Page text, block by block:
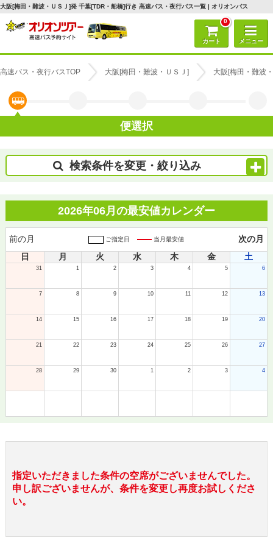
大阪[梅田・難波・ＵＳＪ]発 千葉[TDR・船橋]行き 高速バス・夜行バス一覧 | オリオンバス
0
カート メニュー
高速バス・夜行バスTOP 大阪[梅田・難波・ＵＳＪ] 大阪[梅田・難波
便選択
検索条件を変更・絞り込み
2026年06月の最安値カレンダー
前の月 ご指定日 当月最安値
次の月
日
月 火 水 木 金 土
31 1 2 3 4 5 6
7 8 9 10 11 12 13
14 15 16 17 18 19 20
21 22 23 24 25 26 27
28 29 30 1 2 3 4
指定いただきました条件の空席がございませんでした。
申し訳ございませんが、条件を変更し再度お試しくださ
い。